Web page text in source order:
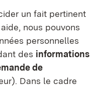
un fait pertinent
nous pouvons
personnelles
des informations
de
Dans le cadre